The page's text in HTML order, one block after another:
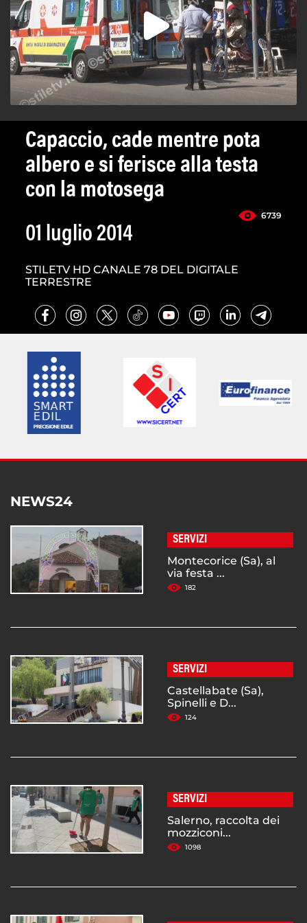
Capaccio, cade mentre pota
albero e si ferisce alla testa
con la motosega
6739
01 luglio 2014
STILETV HD CANALE 78 DEL DIGITALE
TERRESTRE
NEWS24
SERVIZI
Montecorice (Sa), al
via festa ...
182
SERVIZI
Castellabate (Sa),
Spinelli e D...
124
SERVIZI
Salerno, raccolta dei
mozziconi...
1098